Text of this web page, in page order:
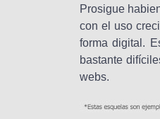
Prosigue
con el uso
forma digital.
bastante
webs.